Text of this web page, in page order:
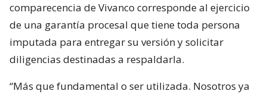
comparecencia de Vivanco corresponde al ejercicio
de una garantía procesal que tiene toda persona
imputada para entregar su versión y solicitar
diligencias destinadas a respaldarla.
“Más que fundamental o ser utilizada. Nosotros ya